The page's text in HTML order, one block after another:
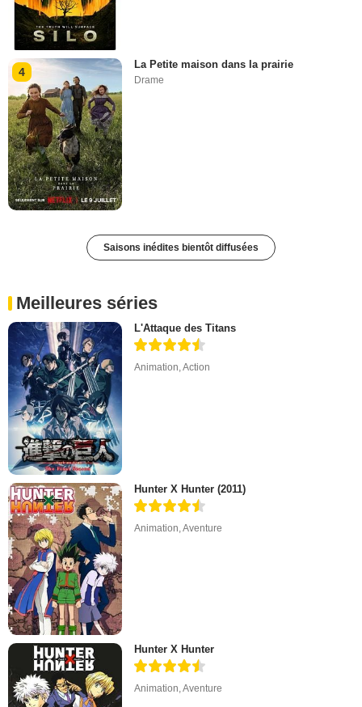
4
La Petite maison dans la prairie
Drame
Saisons inédites bientôt diffusées
Meilleures séries
L'Attaque des Titans
Animation,Action
Hunter X Hunter (2011)
Animation ,Aventure
Hunter X Hunter
Animation,Aventure